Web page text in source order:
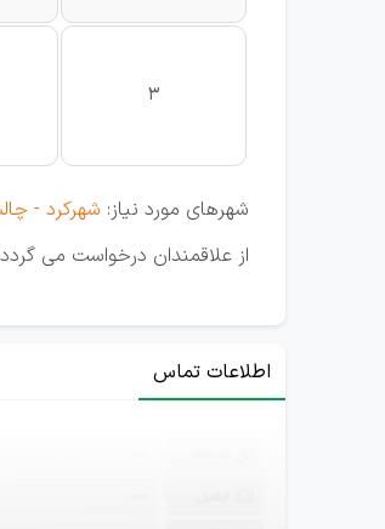
3
شهرهای مورد نیاز: شهرکرد -
از علاقمندان درخواست می
اطلاعات تماس